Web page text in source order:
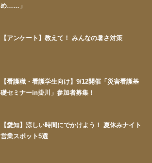
め……」
【アンケート】教えて！ みんなの暑さ対策
【看護職・看護学生向け】9/12開催「災害看護基
礎セミナーin掛川」参加者募集！
【愛知】涼しい時間にでかけよう！ 夏休みナイト
営業スポット5選